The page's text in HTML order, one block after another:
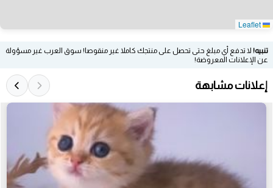
تنبيه! لا تدفع أي مبلغ حتى تحصل على منتجك كاملا غير منقوصا! سوق العرب غير مسؤولة
عن الإعلانات المعروضة!
إعلانات مشابهة